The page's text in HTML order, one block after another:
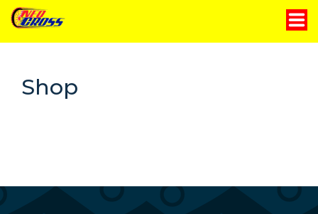
Servicio técnico
Shop